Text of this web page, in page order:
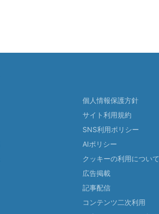
個人情報保護方針
サイト利用規約
SNS利用ポリシー
AIポリシー
クッキーの利用について
広告掲載
記事配信
コンテンツ二次利用